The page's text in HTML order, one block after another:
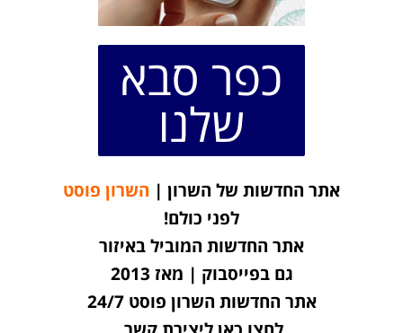
כפר סבא
שלנו
אתר החדשות של השרון | השרון פוסט
לפני כולם!
אתר החדשות המוביל באיזור
גם בפייסבוק | מאז 2013
אתר החדשות השרון פוסט 24/7